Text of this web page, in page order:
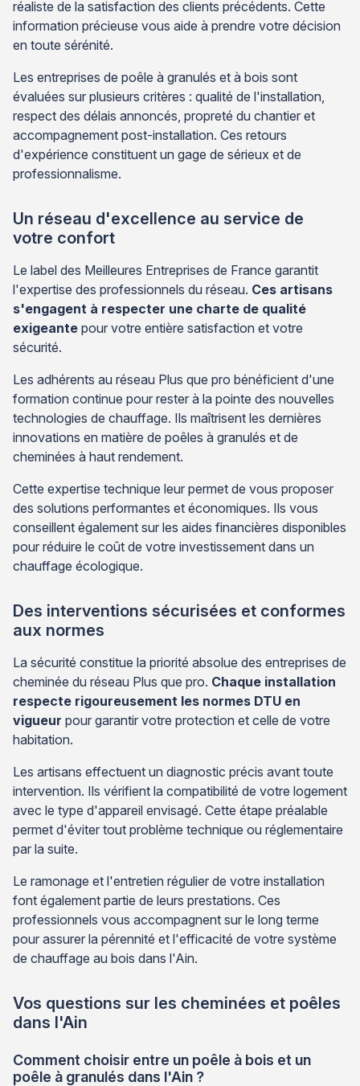
réaliste de la satisfaction des clients précédents. Cette
information précieuse vous aide à prendre votre décision
en toute sérénité.
Les entreprises de poêle à granulés et à bois sont
évaluées sur plusieurs critères : qualité de l'installation,
respect des délais annoncés, propreté du chantier et
accompagnement post-installation. Ces retours
d'expérience constituent un gage de sérieux et de
professionnalisme.
Un réseau d'excellence au service de
votre confort
Le label des Meilleures Entreprises de France garantit
l'expertise des professionnels du réseau. Ces artisans
s'engagent à respecter une charte de qualité
exigeante pour votre entière satisfaction et votre
sécurité.
Les adhérents au réseau Plus que pro bénéficient d'une
formation continue pour rester à la pointe des nouvelles
technologies de chauffage. Ils maîtrisent les dernières
innovations en matière de poêles à granulés et de
cheminées à haut rendement.
Cette expertise technique leur permet de vous proposer
des solutions performantes et économiques. Ils vous
conseillent également sur les aides financières disponibles
pour réduire le coût de votre investissement dans un
chauffage écologique.
Des interventions sécurisées et conformes
aux normes
La sécurité constitue la priorité absolue des entreprises de
cheminée du réseau Plus que pro. Chaque installation
respecte rigoureusement les normes DTU en
vigueur pour garantir votre protection et celle de votre
habitation.
Les artisans effectuent un diagnostic précis avant toute
intervention. Ils vérifient la compatibilité de votre logement
avec le type d'appareil envisagé. Cette étape préalable
permet d'éviter tout problème technique ou réglementaire
par la suite.
Le ramonage et l'entretien régulier de votre installation
font également partie de leurs prestations. Ces
professionnels vous accompagnent sur le long terme
pour assurer la pérennité et l'efficacité de votre système
de chauffage au bois dans l'Ain.
Vos questions sur les cheminées et poêles
dans l'Ain
Comment choisir entre un poêle à bois et un
poêle à granulés dans l'Ain ?